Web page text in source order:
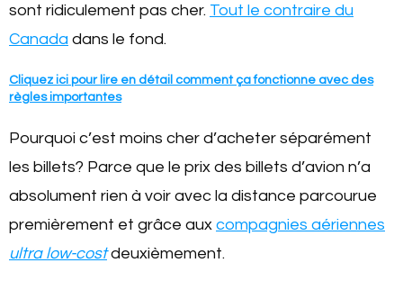
sont ridiculement pas cher. Tout le contraire du
Canada dans le fond.
Cliquez ici pour lire en détail comment ça fonctionne avec des
règles importantes
Pourquoi c’est moins cher d’acheter séparément
les billets? Parce que le prix des billets d’avion n’a
absolument rien à voir avec la distance parcourue
premièrement et grâce aux compagnies aériennes
ultra low-costdeuxièmement.